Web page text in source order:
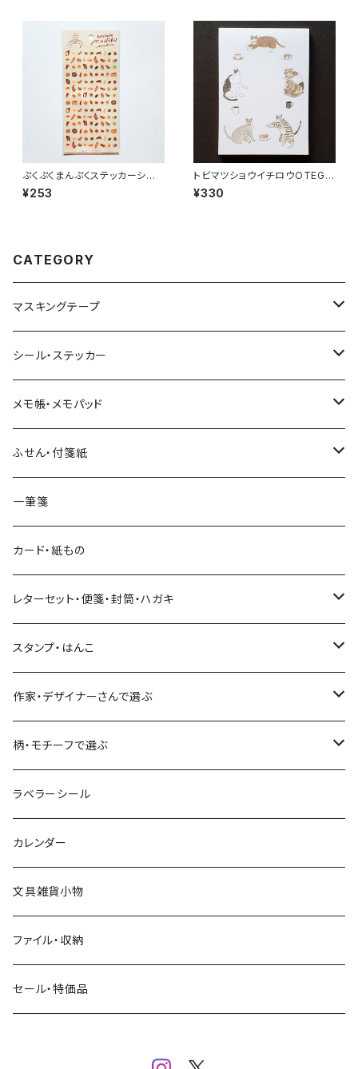
ぷくぷくまんぷくステッカーシー
ル 82316 パン
¥253
トビマツショウイチロウOTEGA
RU MEMO 猫三昧 メモ帳
¥330
CATEGORY
マスキングテープ
ヨハク
和紙
透明クリア
Hutte paper works （プロペラスタジオ）
ネクタイ
透明クリアテープ
柄・モチーフで選ぶ（マステ）
いちご・ストロベリー
フルーツ・野菜
ミモザ
お花・フラワー・グリーン・植物
マインドウェイブ
水縞
大枝活版室
星燈社
ミナペルホネン
BGM
eric
SAIEN
田村美紀
パピアプラッツ（作家もの）
シール・ステッカー
フレークシール
パピアプラッツ（作家もの）
ヨハク
ステッカーシール
マインドウェイブ
田村美紀
立体シール
メモ帳・メモパッド
ヨハク
HUTTE PAPER WORKS
表現社（作家もの）
星燈社
古川紙工
大枝活版室
ふせん・付箋紙
ヨハク
HUTTE PAPER WORKS
古川紙工
表現社（作家もの）
ロール付箋
一筆箋
カード・紙もの
レターセット・便箋・封筒・ハガキ
古川紙工
表現社（作家もの）
スタンプ・はんこ
Hutte paper works
ヨハク
作家・デザイナーさんで選ぶ
ネクタイ
Hutte paper works
ヨハク
eric
浅野みどり
西淑
柄・モチーフで選ぶ
フルーツ
食べ物・フード・スイーツ
パン・ブレッド
カフェ
コーヒー・飲み物・クリームソーダ
ラベラーシール
カレンダー
文具雑貨小物
ファイル・収納
セール・特価品